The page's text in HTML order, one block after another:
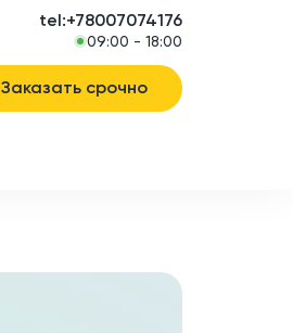
tel:+78007074176
09:00 - 18:00
Заказать срочно